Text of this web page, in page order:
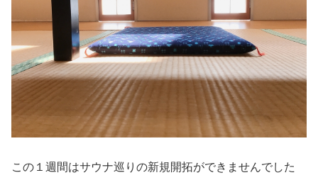
この１週間はサウナ巡りの新規開拓ができませんでした